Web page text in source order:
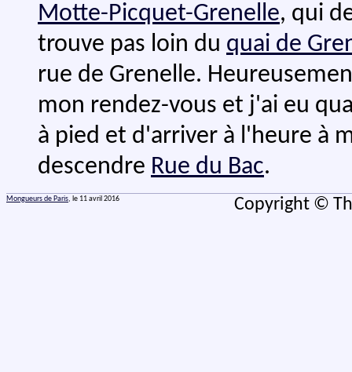
Motte-Picquet-Grenelle, qui
trouve pas loin du quai de
rue de Grenelle.
mon rendez-vous et j'ai eu
à pied et d'arriver à l'heure à
descendre Rue du Bac.
Mongueurs de Paris, le 11 avril 2016 Copyright ©